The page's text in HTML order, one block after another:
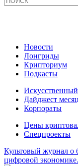
Новости
Лонгриды
Крипториум
Подкасты
Дайджест
Корпораты
Цены
Спецпроекты
Культовый журнал о
цифровой экономике.